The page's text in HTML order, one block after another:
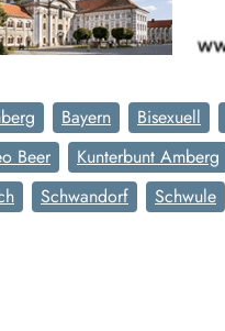
Bayern Bisexuell
Beer
Kunterbunt Amberg
Schwandorf Schwule